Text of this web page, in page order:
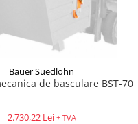
Bauer Suedlohn
de basculare BST-70
2.730,22 Lei + TVA